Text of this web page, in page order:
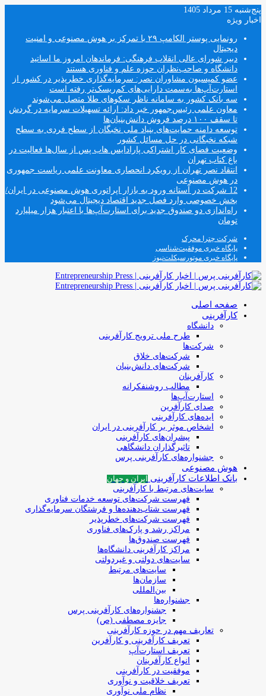
پنج‌شنبه 15 مرداد 1405
اخبار ویژه
رونمایی پوستر الکامپ ۲۹ با تمرکز بر هوش مصنوعی و امنیت
دیجیتال
دبیر شورای عالی انقلاب فرهنگی: فرماندهان امروز ما اساتید
دانشگاه و صاحب‌نظران حوزه علم و فناوری هستند
عضو کمیسیون مشاوران نصر: سرمایه‌گذاری خطرپذیر در کشور از
استارت‌آپ‌ها به‌سمت دارایی‌های کم‌ریسک‌تر رفته است
سه بانک کشور به سامانه ناظر سکوهای طلا متصل می‌شوند
معاون علمی رئیس‌جمهور خبر داد: ارائه تسهیلات سرمایه در گردش
تا سقف ۱۰۰ درصد فروش دانش‌بنیان‌ها
توسعه دامنه حمایت‌های بنیاد ملی نخبگان از سطح فردی به سطح
شبکه نخبگانی در حل مسائل کشور
وضعیت فضای کار اشتراکی پارادایس هاب پس از سال‌ها فعالیت در
باغ کتاب تهران
انتقاد نصر تهران از رویکرد انحصاری معاونت علمی ریاست جمهوری
در هوش مصنوعی
12 شرکت در آستانه ورود به بازار اپراتوری هوش مصنوعی در ایران/
بخش خصوصی وارد فصل جدید اقتصاد دیجیتال می‌شود
راه‌اندازی دو صندوق جدید برای استارت‌آپ‌ها با اعتبار هزار میلیارد
تومان
شرکت چترا محرک
پایگاه خبری موفقیت‌شناسی
پایگاه خبری موتورسیکلت‌نیوز
صفحه اصلی
کارآفرینی
دانشگاه
طرح ملی ترویج کارآفرینی
شرکت‌ها
شرکت‌های خلاق
شرکت‌های دانش‌بنیان
کارآفرینان
مطالب روشنفکرانه
استارت‌آپ‌ها
صدای کارآفرین
ایده‌های کارآفرینی
اشخاص موثر بر کارآفرینی در ایران
پیشران‌های کارآفرینی
تاثیرگذاران دانشگاهی
جشنواره‌های کارآفرینی‌ پرس
هوش مصنوعی
بانک اطلاعات کارآفرینی
ایران و جهان
سایت‌های مرتبط با کارآفرینی
فهرست شرکت‌های‌‌ توسعه‌ خدمات فناوری
فهرست شتاب‌دهنده‌ها‌ و فرشتگان‌ سرمایه‌گذاری
فهرست شرکت‌های خطرپذیر
مراکز رشد و پارک‌های فناوری
فهرست صندوق‌ها
مراکز کارآفرینی دانشگاه‌ها
سایت‌های دولتی و غیردولتی
سایت‌های مرتبط
سازمان‌ها
بین‌المللی
جشنواره‌ها
جشنواره‌های کارآفرینی‌ پرس
جایزه مصطفی (ص)
تعاریف مهم در حوزه کارآفرینی
تعریف کارآفرینی و کارآفرین
تعریف استارت‌آپ
انواع کارآفرینان
موفقیت در کارآفرینی
تعریف خلاقیت و نوآوری
نظام ملی نوآوری